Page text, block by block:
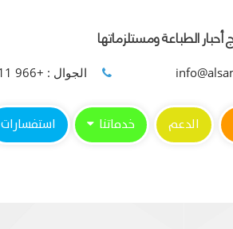
الطباعة ومستلزماتها
الجوال : +966 11 4980415
الدعم خدماتنا استفسارات